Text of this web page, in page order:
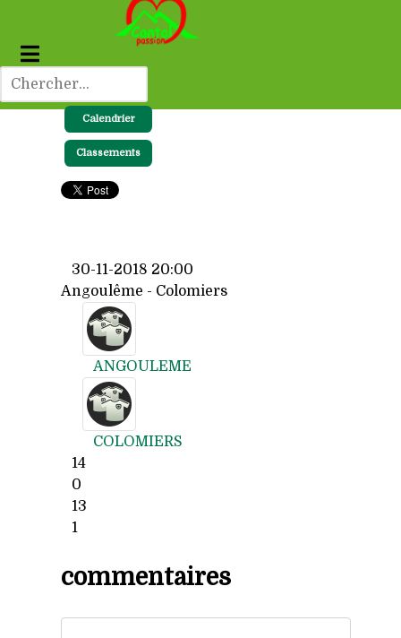
Calendrier
Classements
30-11-2018 20:00
Angoulême - Colomiers
ANGOULEME
COLOMIERS
14
0
13
1
commentaires